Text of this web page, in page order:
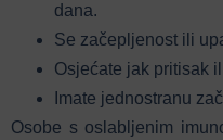
dana.
Se začepljenost ili
Osjećate jak pritisak
Imate jednostranu
Osobe s oslabljenim